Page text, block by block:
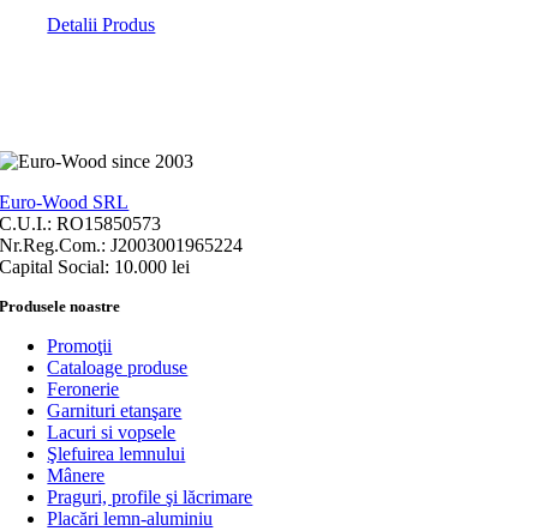
Detalii Produs
Euro-Wood SRL
C.U.I.: RO15850573
Nr.Reg.Com.: J2003001965224
Capital Social: 10.000 lei
Produsele noastre
Promoţii
Cataloage produse
Feronerie
Garnituri etanşare
Lacuri si vopsele
Şlefuirea lemnului
Mânere
Praguri, profile şi lăcrimare
Placări lemn-aluminiu